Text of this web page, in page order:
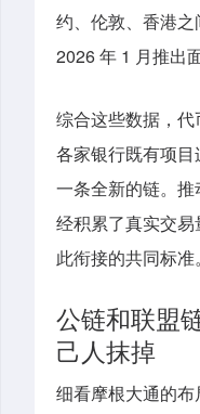
约、伦敦、香港
2026 年 1 月推出
综合这些数据，
各家银行既有项
一条全新的链。
经积累了真实交
此衔接的共同标准。
公链和联盟
己人抹掉
细看摩根大通的